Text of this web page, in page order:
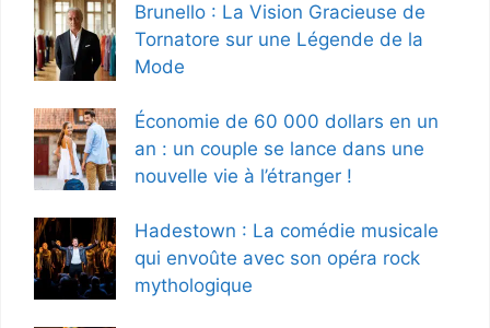
Brunello : La Vision Gracieuse de
Tornatore sur une Légende de la
Mode
Économie de 60 000 dollars en un
an : un couple se lance dans une
nouvelle vie à l’étranger !
Hadestown : La comédie musicale
qui envoûte avec son opéra rock
mythologique